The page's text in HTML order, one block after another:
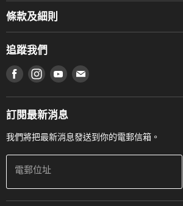
服務部
通利工程
登記保養
產品序號查詢
聯絡我們
香港管弦樂導師協會
條款及細則
使用條款及細則
私隱條款
門市購買產品及服務
追蹤我們
在 Facebook 上找到我們
在 Instagram 上找到我們
在 Youtube 上找到我們
在 電子郵件 上找到我們
訂閱最新消息
我們將把最新消息發送到你的電郵信箱。
電郵位址